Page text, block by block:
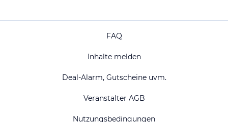
FAQ
Inhalte melden
Deal-Alarm, Gutscheine uvm.
Veranstalter AGB
Nutzungsbedingungen